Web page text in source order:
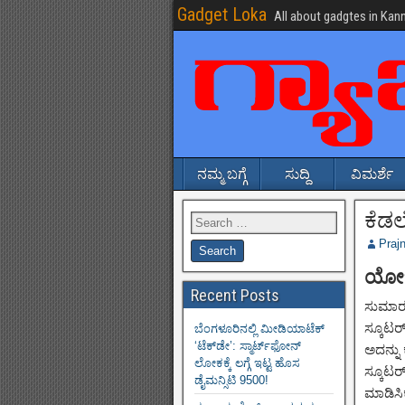
Gadget Loka All about gadgtes in
ನಮ್ಮ ಬಗ್ಗೆ ಸುದ್ದಿ ವಿಮರ್ಶೆ
ಸ್ಕೂಟರ್
Recent Posts
ಬೆಂಗಳೂರಿನಲ್ಲಿ ಮೀಡಿಯಾಟೆಕ್‌
‘ಟೆಕ್‌ಡೇ’: ಸ್ಮಾರ್ಟ್‌ಫೋನ್
ಲೋಕಕ್ಕೆ ಲಗ್ಗೆ ಇಟ್ಟ ಹೊಸ
ಡೈಮನ್ಸಿಟಿ 9500!